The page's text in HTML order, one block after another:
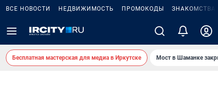
ВСЕ НОВОСТИ НЕДВИЖИМОСТЬ ПРОМОКОДЫ ЗНАКОМСТВА
Бесплатная мастерская для медиа в Иркутске Мост в Шаманке